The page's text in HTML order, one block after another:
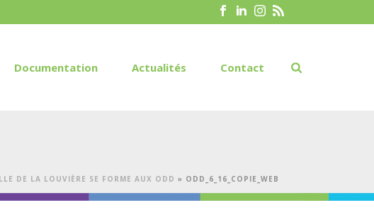
Documentation Actualités Contact
DE LA LOUVIÈRE SE FORME AUX ODD » ODD_6_16_COPIE_WEB